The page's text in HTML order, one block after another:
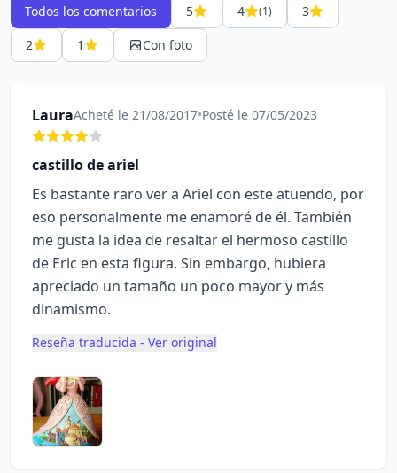
Todos los comentarios 5 4 (1)
3
2
1 Con foto
LauraAcheté le 21/08/2017•Posté le 07/05/2023
castillo de ariel
Es bastante raro ver a Ariel con este atuendo, por
eso personalmente me enamoré de él. También
me gusta la idea de resaltar el hermoso castillo
de Eric en esta figura. Sin embargo, hubiera
apreciado un tamaño un poco mayor y más
dinamismo.
Reseña traducida - Ver original